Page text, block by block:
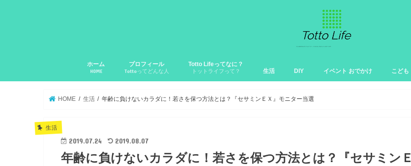
ホーム
HOME
プロフィール
Tottoってどんな人
Totto Lifeってなに？
トットライフって？ 生活 DIY イベント おでかけ こども
HOME 生活 年齢に負けないカラダに！若さを保つ方法とは？『セサミンＥＸ』モニター当選
生活
2019.07.24 2019.08.07
年齢に負けないカラダに！若さを保つ方法とは？『セサミンＥ